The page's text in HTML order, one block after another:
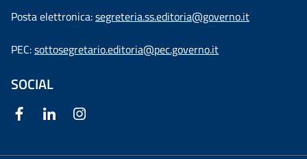
Posta elettronica:segreteria.ss.editoria@governo.it
PEC:sottosegretario.editoria@pec.governo.it
SOCIAL